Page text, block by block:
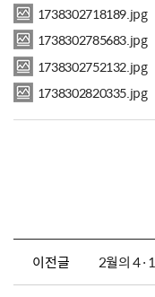
1738302718189.jpg
1738302785683.jpg
1738302752132.jpg
1738302820335.jpg
이전글 2월의